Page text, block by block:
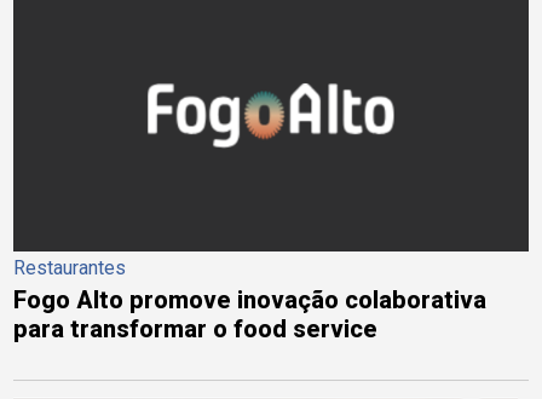
Restaurantes
Fogo Alto promove inovação colaborativa
para transformar o food service